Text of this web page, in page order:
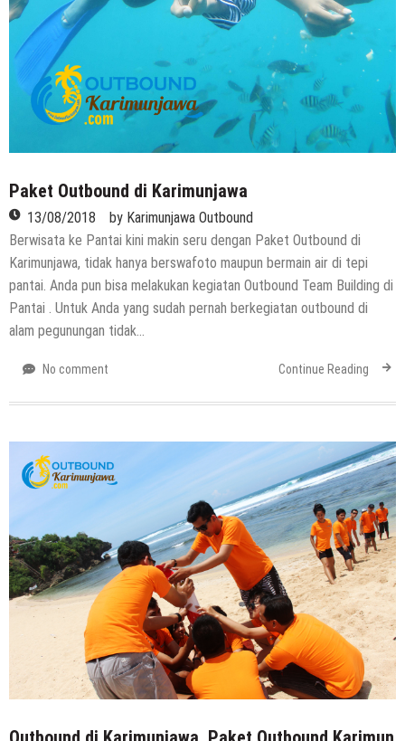
Paket Outbound di Karimunjawa
13/08/2018 by Karimunjawa Outbound
Berwisata ke Pantai kini makin seru dengan Paket Outbound di
Karimunjawa, tidak hanya berswafoto maupun bermain air di tepi
pantai. Anda pun bisa melakukan kegiatan Outbound Team Building di
Pantai . Untuk Anda yang sudah pernah berkegiatan outbound di
alam pegunungan tidak…
No comment Continue Reading